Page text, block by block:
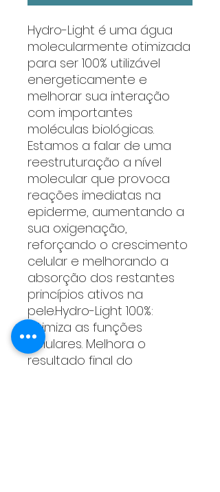
Hydro-Light é uma água
molecularmente otimizada
para ser 100% utilizável
energeticamente e
melhorar sua interação
com importantes
moléculas biológicas.
Estamos a falar de uma
reestruturação a nível
molecular que provoca
reações imediatas na
epiderme, aumentando a
sua oxigenação,
reforçando o crescimento
celular e melhorando a
absorção dos restantes
princípios ativos na
pele.Hydro-Light 100%:
Otimiza as funções
celulares. Melhora o
resultado final do